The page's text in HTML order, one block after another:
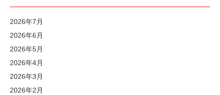
2026年7月
2026年6月
2026年5月
2026年4月
2026年3月
2026年2月